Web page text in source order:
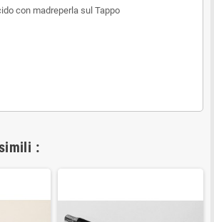
con madreperla sul Tappo
: